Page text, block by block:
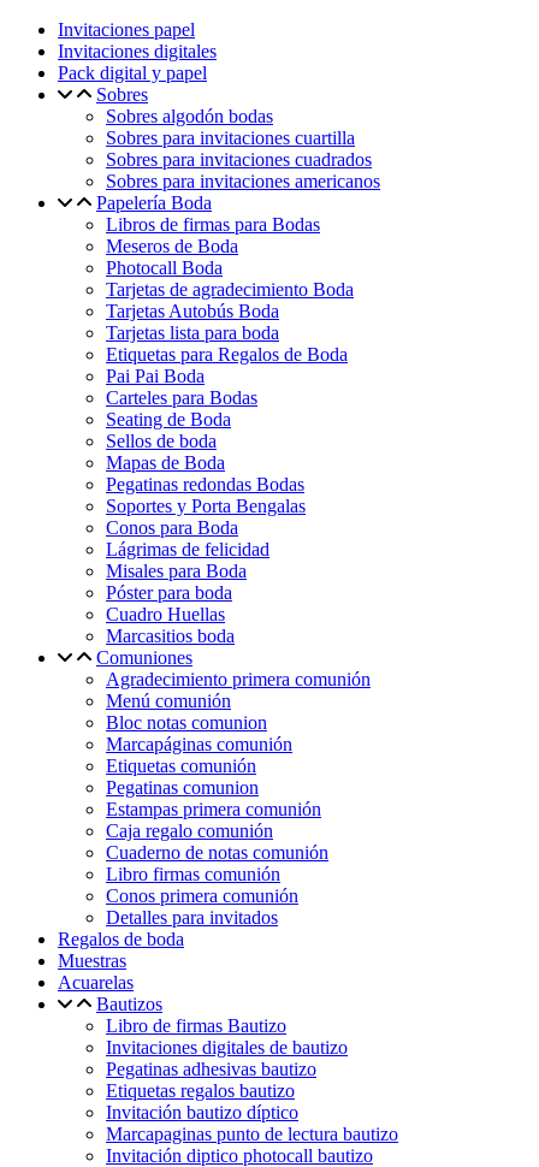
Invitaciones papel
Invitaciones digitales
Pack digital y papel
Sobres
Sobres algodón bodas
Sobres para invitaciones cuartilla
Sobres para invitaciones cuadrados
Sobres para invitaciones americanos
Papelería Boda
Libros de firmas para Bodas
Meseros de Boda
Photocall Boda
Tarjetas de agradecimiento Boda
Tarjetas Autobús Boda
Tarjetas lista para boda
Etiquetas para Regalos de Boda
Pai Pai Boda
Carteles para Bodas
Seating de Boda
Sellos de boda
Mapas de Boda
Pegatinas redondas Bodas
Soportes y Porta Bengalas
Conos para Boda
Lágrimas de felicidad
Misales para Boda
Póster para boda
Cuadro Huellas
Marcasitios boda
Comuniones
Agradecimiento primera comunión
Menú comunión
Bloc notas comunion
Marcapáginas comunión
Etiquetas comunión
Pegatinas comunion
Estampas primera comunión
Caja regalo comunión
Cuaderno de notas comunión
Libro firmas comunión
Conos primera comunión
Detalles para invitados
Regalos de boda
Muestras
Acuarelas
Bautizos
Libro de firmas Bautizo
Invitaciones digitales de bautizo
Pegatinas adhesivas bautizo
Etiquetas regalos bautizo
Invitación bautizo díptico
Marcapaginas punto de lectura bautizo
Invitación diptico photocall bautizo